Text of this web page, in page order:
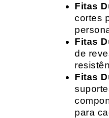
Fitas
cortes
Fitas
de
Fitas
para